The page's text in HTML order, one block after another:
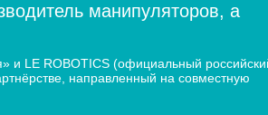
манипуляторов, а
и LE ROBOTICS (официальный
направленный на совместную